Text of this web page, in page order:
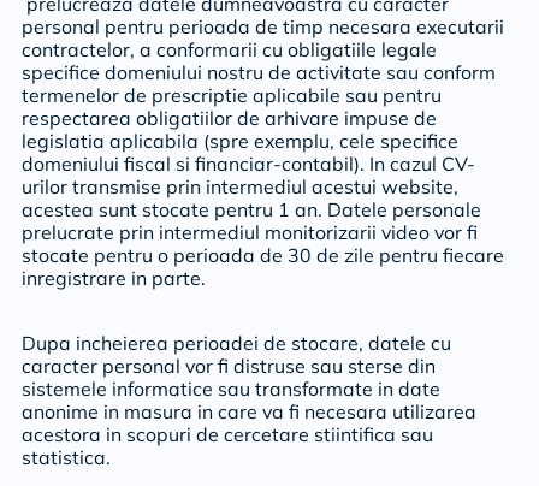
personal pentru perioada de timp necesara executarii
contractelor, a conformarii cu obligatiile legale
specifice domeniului nostru de activitate sau conform
termenelor de prescriptie aplicabile sau pentru
respectarea obligatiilor de arhivare impuse de
legislatia aplicabila (spre exemplu, cele specifice
domeniului fiscal si financiar-contabil). In cazul CV-
urilor transmise prin intermediul acestui website,
acestea sunt stocate pentru 1 an. Datele personale
prelucrate prin intermediul monitorizarii video vor fi
stocate pentru o perioada de 30 de zile pentru fiecare
inregistrare in parte.
Dupa incheierea perioadei de stocare, datele cu
caracter personal vor fi distruse sau sterse din
sistemele informatice sau transformate in date
anonime in masura in care va fi necesara utilizarea
acestora in scopuri de cercetare stiintifica sau
statistica.